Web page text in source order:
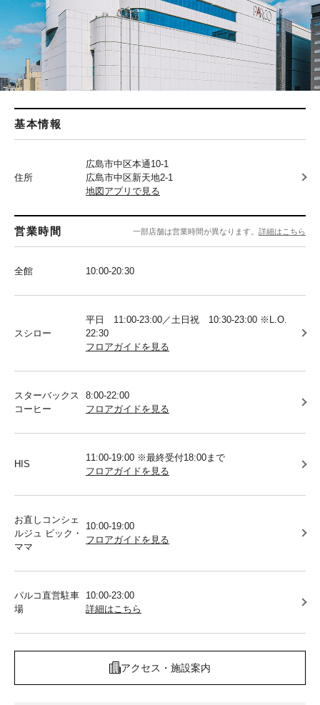
基本情報
住所
広島市中区本通10-1
広島市中区新天地2-1
地図アプリで見る
営業時間 一部店舗は営業時間が異なります。 詳細はこちら
全館 10:00-20:30
スシロー
平日 11:00-23:00／土日祝 10:30-23:00 ※L.O.
22:30
フロアガイドを見る
スターバックス
コーヒー
8:00-22:00
フロアガイドを見る
HIS
11:00-19:00 ※最終受付18:00まで
フロアガイドを見る
お直しコンシェ
ルジュ ビック・
ママ
10:00-19:00
フロアガイドを見る
パルコ直営駐車
場
10:00-23:00
詳細はこちら
アクセス・施設案内